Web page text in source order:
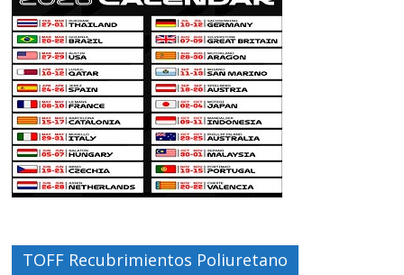
TOFF Recubrimientos Poliuretano